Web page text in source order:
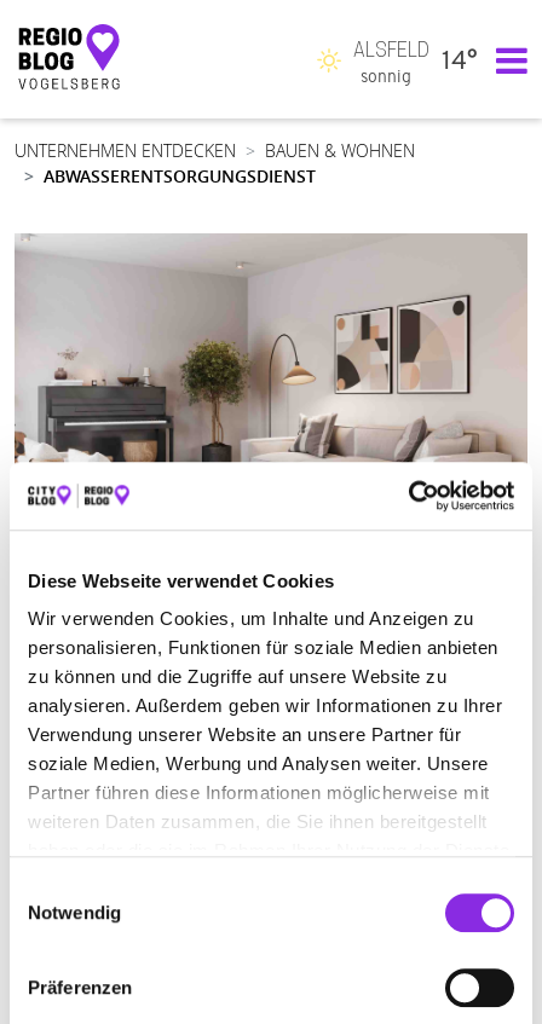
Diese Webseite verwendet Cookies
Wir verwenden Cookies, um Inhalte und Anzeigen zu
personalisieren, Funktionen für soziale Medien anbieten
zu können und die Zugriffe auf unsere Website zu
analysieren. Außerdem geben wir Informationen zu Ihrer
Verwendung unserer Website an unsere Partner für
soziale Medien, Werbung und Analysen weiter. Unsere
Partner führen diese Informationen möglicherweise mit
weiteren Daten zusammen, die Sie ihnen bereitgestellt
Notwendig
Präferenzen
Hauptnavigation
ALSFELD
sonnig
14°
UNTERNEHMEN ENTDECKEN
BAUEN & WOHNEN
ABWASSERENTSORGUNGSDIENST
ABWASSERENTSORGUNGSDIENST
Suchen nach
Finden
ZIEGLER REINIGUNGSSERVICE / KANAL